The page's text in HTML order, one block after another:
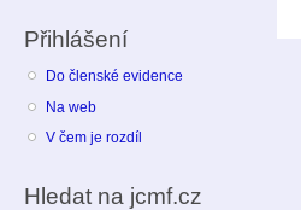
Přihlášení
Do členské evidence
Na web
V čem je rozdíl
Hledat na jcmf.cz